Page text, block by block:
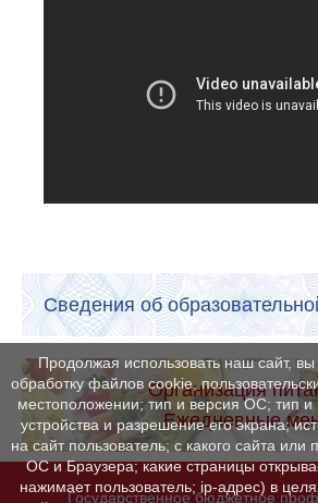
Сведения об
Организация
Ежедневные
Государственное бюджетное
Продолжая использовать наш сайт, вы
обработку файлов cookie,
местоположении; тип и версия ОС; тип и
устройства и разрешение его экрана;
на сайт пользователь; с какого сайта или
ОС и Браузера; какие страницы
нажимает пользователь; ip-адрес) в